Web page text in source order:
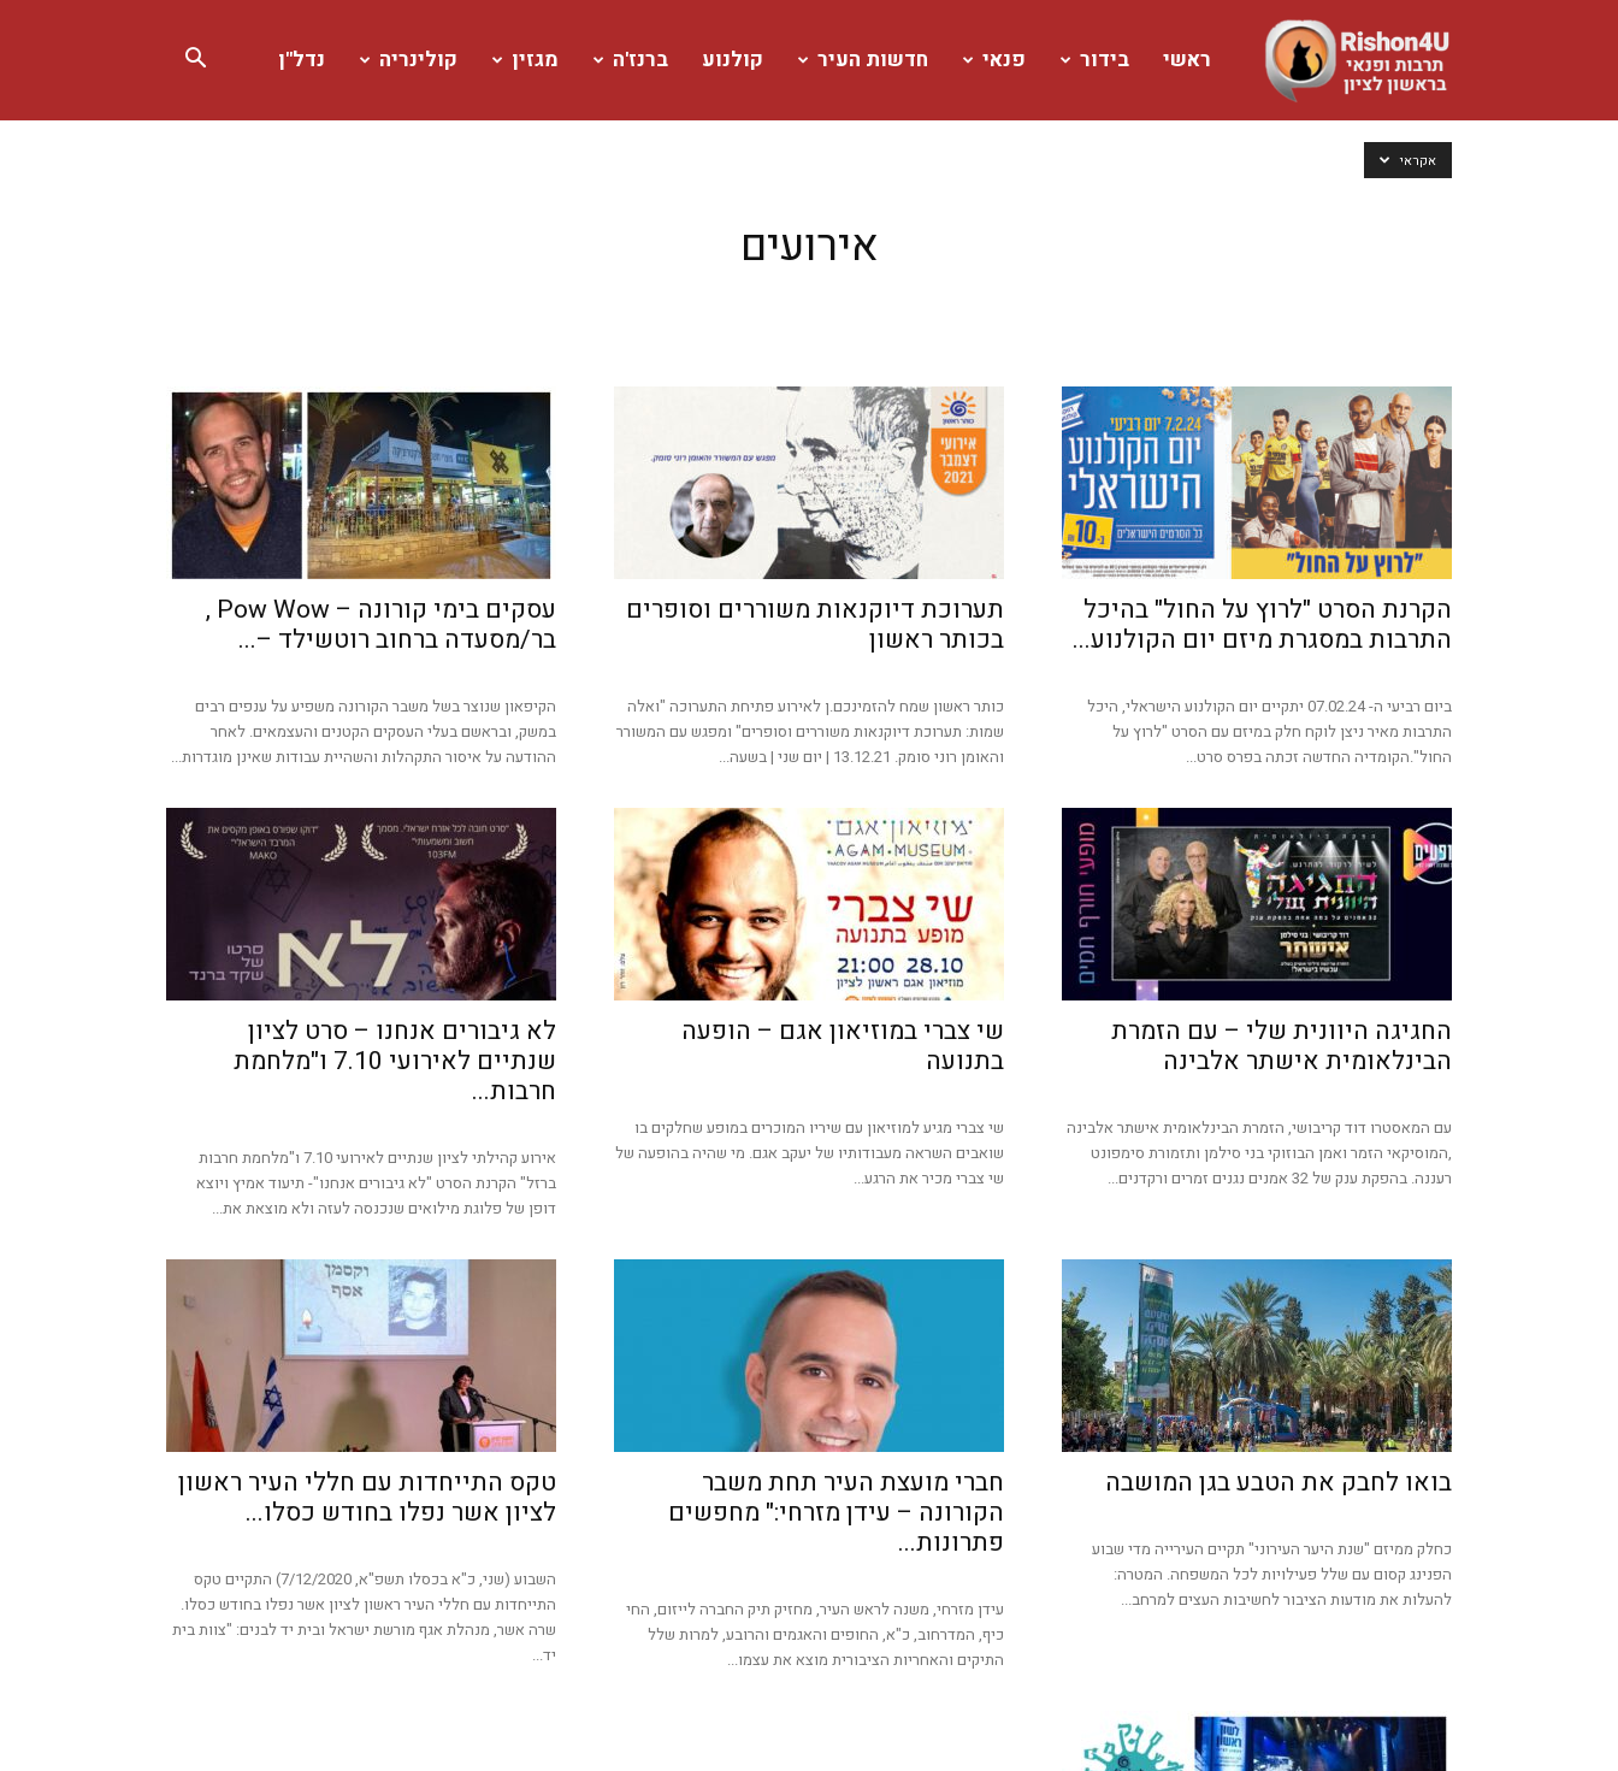
www.rishon4u.co.il
ראשי בידור פנאי חדשות העיר קולנוע ברנז'ה מגזין קולינריה נדל"ן
אירועים
אקראי
הקרנת הסרט "לרוץ על החול" בהיכל
התרבות במסגרת מיזם יום הקולנוע...
ביום רביעי ה- 07.02.24 יתקיים יום הקולנוע הישראלי, היכל
התרבות מאיר ניצן לוקח חלק במיזם עם הסרט "לרוץ על
החול".הקומדיה החדשה זכתה בפרס סרט...
תערוכת דיוקנאות משוררים וסופרים
בכותר ראשון
כותר ראשון שמח להזמינכם.ן לאירוע פתיחת התערוכה "ואלה
שמות: תערוכת דיוקנאות משוררים וסופרים" ומפגש עם המשורר
והאומן רוני סומק. 13.12.21 | יום שני | בשעה...
עסקים בימי קורונה – Pow Wow ,
בר/מסעדה ברחוב רוטשילד –...
הקיפאון שנוצר בשל משבר הקורונה משפיע על ענפים רבים
במשק, ובראשם בעלי העסקים הקטנים והעצמאים. לאחר
ההודעה על איסור התקהלות והשהיית עבודות שאינן מוגדרות...
החגיגה היוונית שלי – עם הזמרת
הבינלאומית אישתר אלבינה
עם המאסטרו דוד קריבושי, הזמרת הבינלאומית אישתר אלבינה
,המוסיקאי הזמר ואמן הבוזוקי בני סילמן ותזמורת סימפונט
רעננה. בהפקת ענק של 32 אמנים נגנים זמרים ורקדנים...
שי צברי במוזיאון אגם – הופעה
בתנועה
שי צברי מגיע למוזיאון עם שיריו המוכרים במופע שחלקים בו
שואבים השראה מעבודותיו של יעקב אגם. מי שהיה בהופעה של
שי צברי מכיר את הרגע...
לא גיבורים אנחנו – סרט לציון
שנתיים לאירועי 7.10 ו"מלחמת
חרבות...
אירוע קהילתי לציון שנתיים לאירועי 7.10 ו"מלחמת חרבות
ברזל" הקרנת הסרט "לא גיבורים אנחנו"- תיעוד אמיץ ויוצא
דופן של פלוגת מילואים שנכנסה לעזה ולא מוצאת את...
בואו לחבק את הטבע בגן המושבה
כחלק ממיזם "שנת היער העירוני" תקיים העירייה מדי שבוע
הפנינג קסום עם שלל פעילויות לכל המשפחה. המטרה:
להעלות את מודעות הציבור לחשיבות העצים למרחב...
חברי מועצת העיר תחת משבר
הקורונה – עידן מזרחי:" מחפשים
פתרונות...
עידן מזרחי, משנה לראש העיר, מחזיק תיק החברה לייזום, החי
כיף, המדרחוב, כ"א, החופים והאגמים והרובע, למרות שלל
התיקים והאחריות הציבורית מוצא את עצמו...
טקס התייחדות עם חללי העיר ראשון
לציון אשר נפלו בחודש כסלו...
השבוע (שני, כ"א בכסלו תשפ"א, 7/12/2020) התקיים טקס
התייחדות עם חללי העיר ראשון לציון אשר נפלו בחודש כסלו.
שרה אשר, מנהלת אגף מורשת ישראל ובית יד לבנים: "צוות בית
יד...